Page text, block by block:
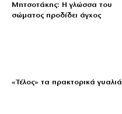
Μητσοτάκης: Η γλώσσα του
σώματος προδίδει άγχος
«Τέλος» τα πρακτορικά γυαλιά